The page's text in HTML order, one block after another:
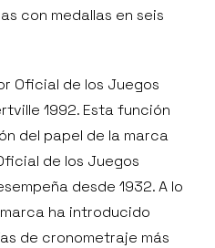
con medallas en seis
Oficial de los Juegos
1992. Esta función
del papel de la marca
de los Juegos
desde 1932. A lo
ha introducido
de cronometraje más